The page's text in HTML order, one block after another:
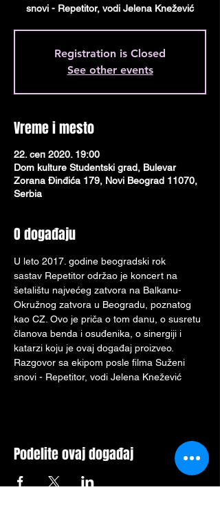
snovi - Repetitor, vodi Jelena Knežević
Registration is Closed
See other events
Vreme i mesto
22. сеп 2020. 19:00
Dom kulture Studentski grad, Bulevar
Zorana Đinđića 179, Novi Beograd 11070,
Serbia
O događaju
U leto 2017. godine beogradski rok
sastav Repetitor održao je koncert na
šetalištu najvećeg zatvora na Balkanu-
Okružnog zatvora u Beogradu, poznatog
kao CZ. Ovo je priča o tom danu, o susretu
članova benda i osuđenika, o sinergiji i
katarzi koju je ovaj događaj proizveo.
Razgovor sa ekipom posle filma Suženi
snovi - Repetitor, vodi Jelena Knežević
Podelite ovaj događaj